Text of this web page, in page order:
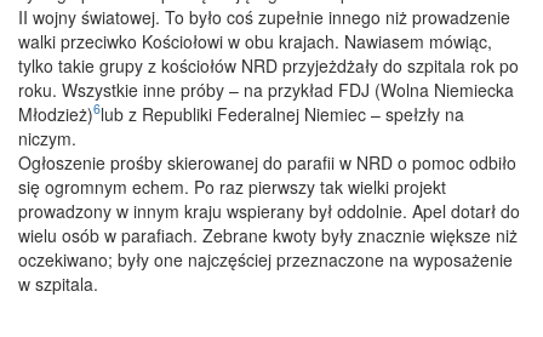
II wojny światowej. To było coś zupełnie innego niż prowadzenie
walki przeciwko Kościołowi w obu krajach. Nawiasem mówiąc,
tylko takie grupy z kościołów NRD przyjeżdżały do szpitala rok po
roku. Wszystkie inne próby – na przykład FDJ (Wolna Niemiecka
Młodzież)6lub z Republiki Federalnej Niemiec – spełzły na
niczym.
Ogłoszenie prośby skierowanej do parafii w NRD o pomoc odbiło
się ogromnym echem. Po raz pierwszy tak wielki projekt
prowadzony w innym kraju wspierany był oddolnie. Apel dotarł do
wielu osób w parafiach. Zebrane kwoty były znacznie większe niż
oczekiwano; były one najczęściej przeznaczone na wyposażenie
w szpitala.